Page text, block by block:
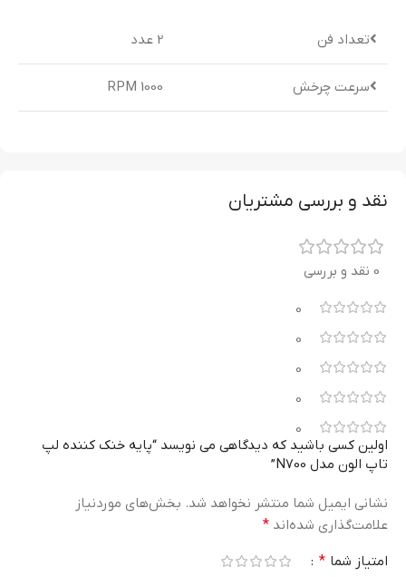
تعداد فن 2 عدد
سرعت چرخش 1000 RPM
نقد و بررسی مشتریان
0 نقد و بررسی
0
0
0
0
0
اولین کسی باشید که دیدگاهی می نویسد “پایه خنک کننده لپ
تاپ الون مدل N700”
نشانی ایمیل شما منتشر نخواهد شد. بخش‌های موردنیاز
علامت‌گذاری شده‌اند *
امتیاز شما *